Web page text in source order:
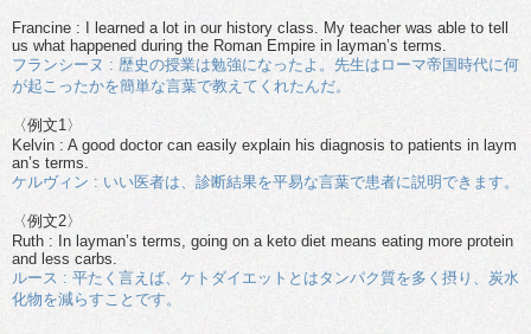
Francine : I learned a lot in our history class. My teacher was able to tell
us what happened during the Roman Empire in layman’s terms.
フランシーヌ : 歴史の授業は勉強になったよ。先生はローマ帝国時代に何
が起こったかを簡単な言葉で教えてくれたんだ。
〈例文1〉
Kelvin : A good doctor can easily explain his diagnosis to patients in laym
an’s terms.
ケルヴィン : いい医者は、診断結果を平易な言葉で患者に説明できます。
〈例文2〉
Ruth : In layman’s terms, going on a keto diet means eating more protein
and less carbs.
ルース : 平たく言えば、ケトダイエットとはタンパク質を多く摂り、炭水
化物を減らすことです。